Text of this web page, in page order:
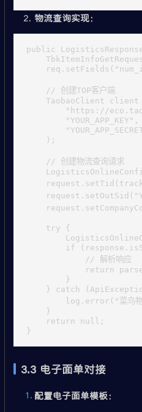
物流查询实现：
public
    // 创建TOP客户端
TaobaoClient client
"https://
        "YOUR_APP_KEY",
    );
    // 创建物流查询请求
    try {
if
            // 解析响应
return
        }
} catch
log.error("菜鸟
    }
    return null;
3.3 电子面单对接
配置电子面单模板 ：